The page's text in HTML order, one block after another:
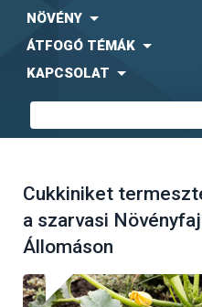
NÖVÉNY
ÁTFOGÓ TÉMÁK
KAPCSOLAT
Cukkiniket
a szarvasi
Állomáson